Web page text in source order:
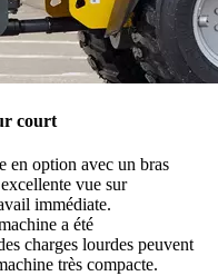
court
en option avec un bras
vue sur
immédiate.
a été
charges lourdes peuvent
très compacte.